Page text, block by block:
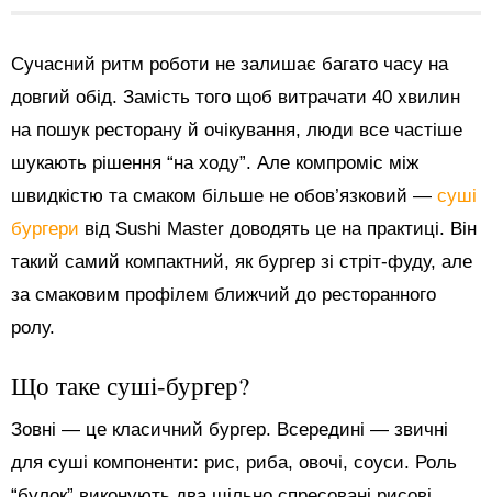
Сучасний ритм роботи не залишає багато часу на
довгий обід. Замість того щоб витрачати 40 хвилин
на пошук ресторану й очікування, люди все частіше
шукають рішення “на ходу”. Але компроміс між
швидкістю та смаком більше не обов’язковий — суші
бургери від Sushi Master доводять це на практиці. Він
такий самий компактний, як бургер зі стріт-фуду, але
за смаковим профілем ближчий до ресторанного
ролу.
Що таке суші-бургер?
Зовні — це класичний бургер. Всередині — звичні
для суші компоненти: рис, риба, овочі, соуси. Роль